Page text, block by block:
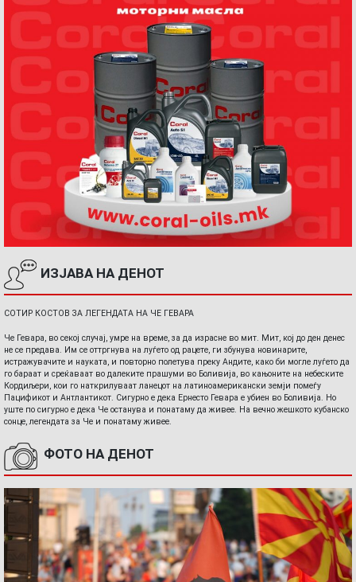
ИЗЈАВА НА ДЕНОТ
СОТИР КОСТОВ ЗА ЛЕГЕНДАТА НА ЧЕ ГЕВАРА
Че Гевара, во секој случај, умре на време, за да израсне во мит. Мит, кој до ден денес
не се предава. Им се оттргнува на луѓето од рацете, ги збунува новинарите,
истражувачите и науката, и повторно полетува преку Андите, како би могле луѓето да
го бараат и среќаваат во далеките прашуми во Боливија, во кањоните на небеските
Кордиљери, кои го наткрилуваат ланецот на латиноамерикански земји помеѓу
Пацификот и Антлантикот. Сигурно е дека Ернесто Гевара е убиен во Боливија. Но
уште по сигурно е дека Че останува и понатаму да живее. На вечно жешкото кубанско
сонце, легендата за Че и понатаму живее.
ФОТО НА ДЕНОТ